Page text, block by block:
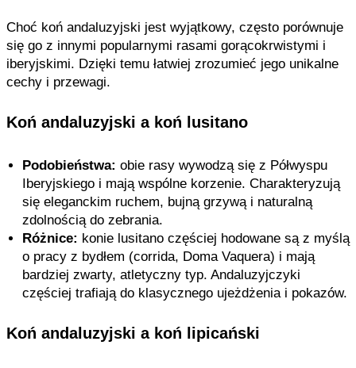
Choć koń andaluzyjski jest wyjątkowy, często porównuje
się go z innymi popularnymi rasami gorącokrwistymi i
iberyjskimi. Dzięki temu łatwiej zrozumieć jego unikalne
cechy i przewagi.
Koń andaluzyjski a koń lusitano
Podobieństwa: obie rasy wywodzą się z Półwyspu
Iberyjskiego i mają wspólne korzenie. Charakteryzują
się eleganckim ruchem, bujną grzywą i naturalną
zdolnością do zebrania.
Różnice: konie lusitano częściej hodowane są z myślą
o pracy z bydłem (corrida, Doma Vaquera) i mają
bardziej zwarty, atletyczny typ. Andaluzyjczyki
częściej trafiają do klasycznego ujeżdżenia i pokazów.
Koń andaluzyjski a koń lipicański